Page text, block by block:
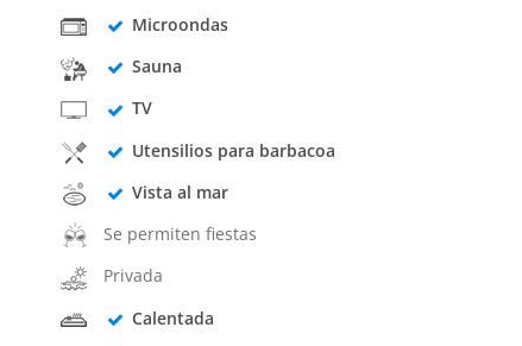
Microondas
Sauna
TV
Utensilios para barbacoa
Vista al mar
Se permiten fiestas
Privada
Calentada